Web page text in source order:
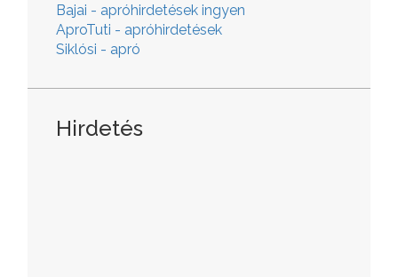
Bajai - apróhirdetések ingyen
AproTuti - apróhirdetések
Siklósi - apró
Hirdetés